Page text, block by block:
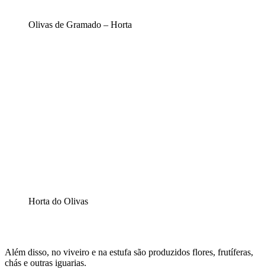
Olivas de Gramado – Horta
Horta do Olivas
Além disso, no viveiro e na estufa são produzidos flores, frutíferas,
chás e outras iguarias.